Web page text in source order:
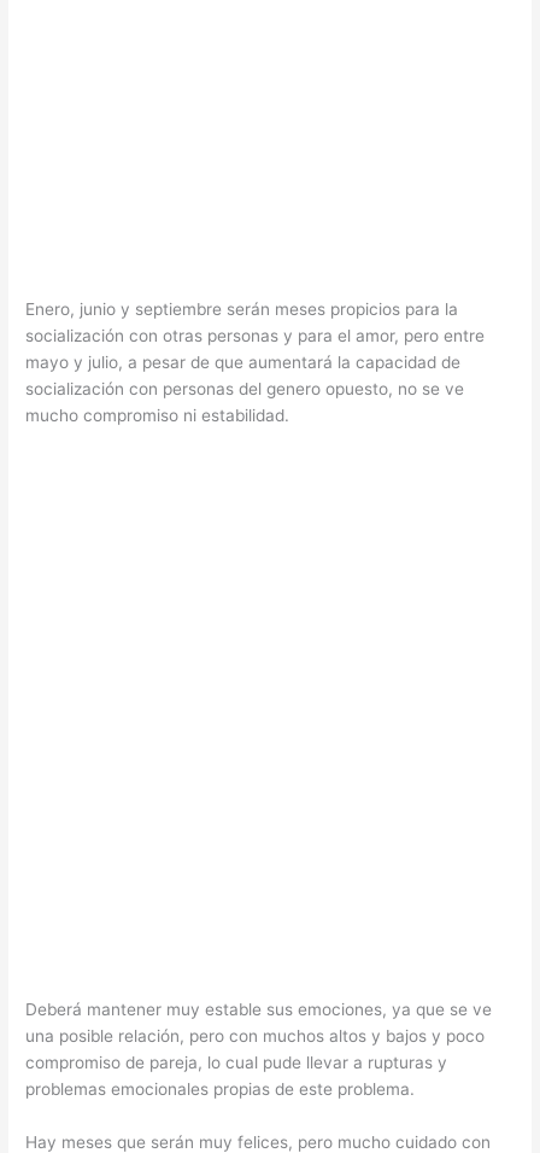
Enero, junio y septiembre serán meses propicios para la
socialización con otras personas y para el amor, pero entre
mayo y julio, a pesar de que aumentará la capacidad de
socialización con personas del genero opuesto, no se ve
mucho compromiso ni estabilidad.
Deberá mantener muy estable sus emociones, ya que se ve
una posible relación, pero con muchos altos y bajos y poco
compromiso de pareja, lo cual pude llevar a rupturas y
problemas emocionales propias de este problema.
Hay meses que serán muy felices, pero mucho cuidado con